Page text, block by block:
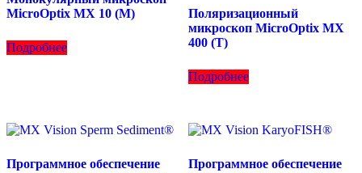
MicroOptix MX 10 (М)
Подробнее
Поляризационный
микроскоп MicroOptix MX
400 (Т)
Подробнее
Программное обеспечение
Программное обеспечение